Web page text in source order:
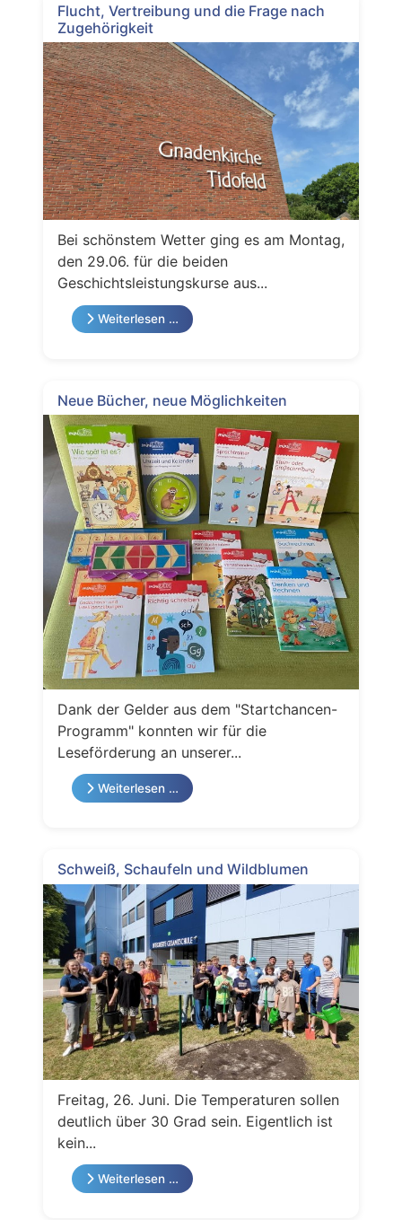
Flucht, Vertreibung und die Frage nach
Zugehörigkeit
Bei schönstem Wetter ging es am Montag,
den 29.06. für die beiden
Geschichtsleistungskurse aus...
Weiterlesen …
Neue Bücher, neue Möglichkeiten
Dank der Gelder aus dem "Startchancen-
Programm" konnten wir für die
Leseförderung an unserer...
Weiterlesen …
Schweiß, Schaufeln und Wildblumen
Freitag, 26. Juni. Die Temperaturen sollen
deutlich über 30 Grad sein. Eigentlich ist
kein...
Weiterlesen …